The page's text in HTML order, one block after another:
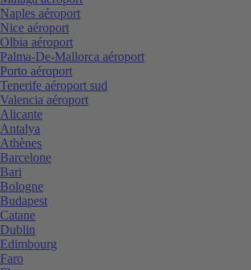
Naples aéroport
Nice aéroport
Olbia aéroport
Palma-De-Mallorca aéroport
Porto aéroport
Tenerife aéroport sud
Valencia aéroport
Alicante
Antalya
Athènes
Barcelone
Bari
Bologne
Budapest
Catane
Dublin
Edimbourg
Faro